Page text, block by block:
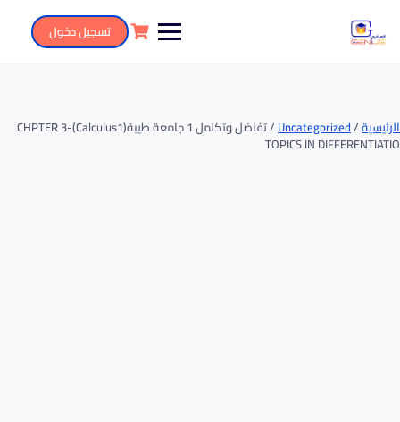
تسجيل دخول
Uncategorized / تفاضل وتكامل 1 جامعة طيبة(calculus1)CHPTER 3-
TOPICS IN